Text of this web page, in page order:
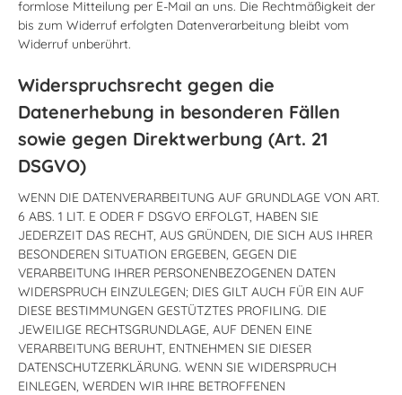
formlose Mitteilung per E-Mail an uns. Die Rechtmäßigkeit der
bis zum Widerruf erfolgten Datenverarbeitung bleibt vom
Widerruf unberührt.
Widerspruchsrecht gegen die
Datenerhebung in besonderen Fällen
sowie gegen Direktwerbung (Art. 21
DSGVO)
WENN DIE DATENVERARBEITUNG AUF GRUNDLAGE VON ART.
6 ABS. 1 LIT. E ODER F DSGVO ERFOLGT, HABEN SIE
JEDERZEIT DAS RECHT, AUS GRÜNDEN, DIE SICH AUS IHRER
BESONDEREN SITUATION ERGEBEN, GEGEN DIE
VERARBEITUNG IHRER PERSONENBEZOGENEN DATEN
WIDERSPRUCH EINZULEGEN; DIES GILT AUCH FÜR EIN AUF
DIESE BESTIMMUNGEN GESTÜTZTES PROFILING. DIE
JEWEILIGE RECHTSGRUNDLAGE, AUF DENEN EINE
VERARBEITUNG BERUHT, ENTNEHMEN SIE DIESER
DATENSCHUTZERKLÄRUNG. WENN SIE WIDERSPRUCH
EINLEGEN, WERDEN WIR IHRE BETROFFENEN